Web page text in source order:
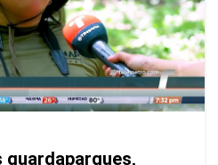
guardaparques,